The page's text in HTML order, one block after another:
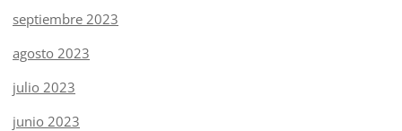
septiembre 2023
agosto 2023
julio 2023
junio 2023